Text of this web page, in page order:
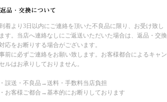
着より3日以内にご連絡を頂いた不良品に限り、お受け致し
ます。当店へ連絡なしにご返送いただいた場合は、返品・交換
応をお断りする場合がございます。
前に必ずご連絡をお願い致します。お客様都合によるキャン
セルはお承りしておりません。
・誤送・不良品→送料・手数料当店負担
・お客様ご都合→基本的にお断りしております